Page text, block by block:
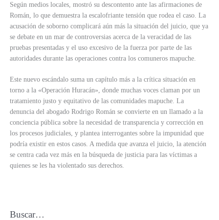
Según medios locales, mostró su descontento ante las afirmaciones de
Román, lo que demuestra la escalofriante tensión que rodea el caso. La
acusación de soborno complicará aún más la situación del juicio, que ya
se debate en un mar de controversias acerca de la veracidad de las
pruebas presentadas y el uso excesivo de la fuerza por parte de las
autoridades durante las operaciones contra los comuneros mapuche.
Este nuevo escándalo suma un capítulo más a la crítica situación en
torno a la «Operación Huracán», donde muchas voces claman por un
tratamiento justo y equitativo de las comunidades mapuche. La
denuncia del abogado Rodrigo Román se convierte en un llamado a la
conciencia pública sobre la necesidad de transparencia y corrección en
los procesos judiciales, y plantea interrogantes sobre la impunidad que
podría existir en estos casos. A medida que avanza el juicio, la atención
se centra cada vez más en la búsqueda de justicia para las víctimas a
quienes se les ha violentado sus derechos.
Buscar…